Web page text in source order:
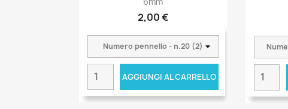
2,00 €
AGGIUNGI AL CARRELLO